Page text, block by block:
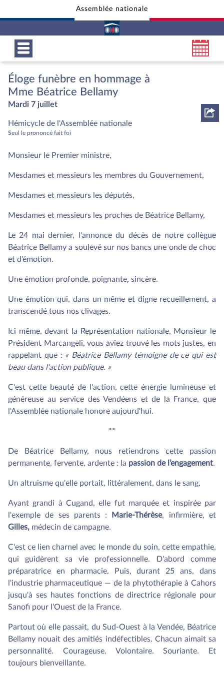
Aller en bas de la pageAssemblée nationale
Éloge funèbre en hommage à
Mme Béatrice Bellamy
Mardi 7 juillet
Hémicycle de l'Assemblée nationale
Seul le prononcé fait foi
Monsieur le Premier ministre,
Mesdames et messieurs les membres du Gouvernement,
Mesdames et messieurs les députés,
Mesdames et messieurs les proches de Béatrice Bellamy,
Le 24 mai dernier, l'annonce du décès de notre collègue
Béatrice Bellamy a soulevé sur nos bancs une onde de choc
et d’émotion.
Une émotion profonde, poignante, sincère.
Une émotion qui, dans un même et digne recueillement, a
transcendé tous nos clivages.
Ici même, devant la Représentation nationale, Monsieur le
Président Marcangeli, vous aviez trouvé les mots justes, en
rappelant que : « Béatrice Bellamy témoigne de ce qui est
beau dans l’action publique. »
C'est cette beauté de l'action, cette énergie lumineuse et
généreuse au service des Vendéens et de la France, que
l'Assemblée nationale honore aujourd'hui.
**
De Béatrice Bellamy, nous retiendrons cette passion
permanente, fervente, ardente : la passion de l’engagement.
Un altruisme qu'elle portait, littéralement, dans le sang.
Ayant grandi à Cugand, elle fut marquée et inspirée par
l'exemple de ses parents :
Marie-Thérèse, infirmière, et
Gilles, médecin de campagne.
C'est ce lien charnel avec le monde du soin, cette empathie,
qui guidèrent sa vie professionnelle. D'abord comme
préparatrice en pharmacie. Puis, durant 25 ans, dans
l'industrie pharmaceutique — de la phytothérapie à Cahors
jusqu'à ses hautes fonctions de directrice régionale pour
Sanofi pour l’Ouest de la France.
Partout où elle passait, du Sud-Ouest à la Vendée, Béatrice
Bellamy nouait des amitiés indéfectibles. Chacun aimait sa
personnalité. Courageuse. Volontaire. Souriante. Et
toujours bienveillante.